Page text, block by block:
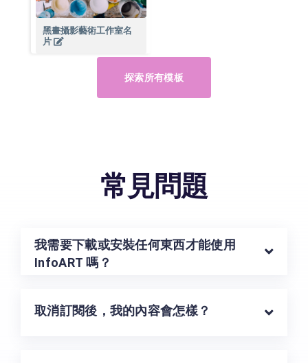
黑畫攝影藝術工作室名
片
探索所有模板
常見問題
我需要下載或安裝任何東西才能使用
InfoART 嗎？
取消訂閱後，我的內容會怎樣？